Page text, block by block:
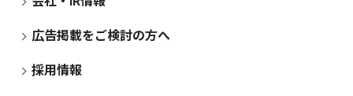
広告掲載をご検討の方へ
採用情報